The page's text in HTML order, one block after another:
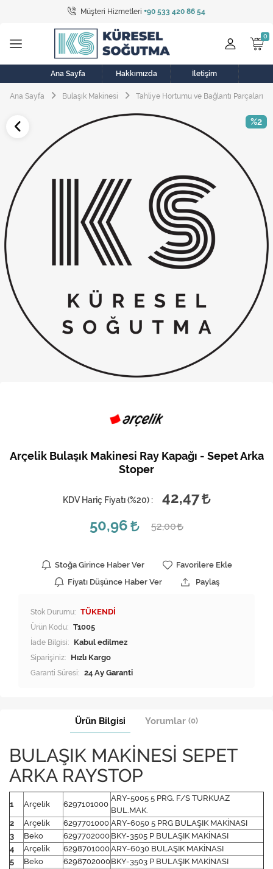
Müşteri Hizmetleri +90 533 420 86 54
Tüm Kategoriler
Bulaşık Makinesi
Buzdolabı
Çamaşır Kurutma Makinesi
Elektrikli Aksamlar
Elektrikli Süpürge
Fan
Fırın, Ocak ve Aspiratör
Klima
Kombi
Musluk
Soğutma Sistemleri
Şofben ve Termosifon
Ana Sayfa Hakkımızda İletişim
Ana Sayfa Bulaşık Makinesi Tahliye Hortumu ve Bağlantı Parçaları
%2
Arçelik Bulaşık Makinesi Ray Kapağı - Sepet Arka
Stoper
KDV Hariç Fiyatı (%20) :
42,47
50,96
52,00
Stoğa Girince Haber Ver
Favorilere Ekle
Fiyatı Düşünce Haber Ver
Paylaş
Stok Durumu: TÜKENDİ
Ürün Kodu: T1005
İade Bilgisi:
Siparişiniz: Hızlı Kargo
Garanti Süresi: 24 Ay Garanti
Ürün Bilgisi Yorumlar (0)
BULAŞIK MAKİNESİ SEPET
ARKA RAYSTOP
1 Arçelik 6297101000
ARY-5005 5 PRG. F/S TURKUAZ
BUL.MAK.
2
Arçelik 6297701000 ARY-6050 5 PRG BULAŞIK MAKİNASI
3
Beko 6297702000 BKY-3505 P BULAŞIK MAKİNASI
4
Arçelik 6298701000ARY-6030 BULAŞIK MAKİNASI
5
Beko 6298702000BKY-3503 P BULAŞIK MAKİNASI